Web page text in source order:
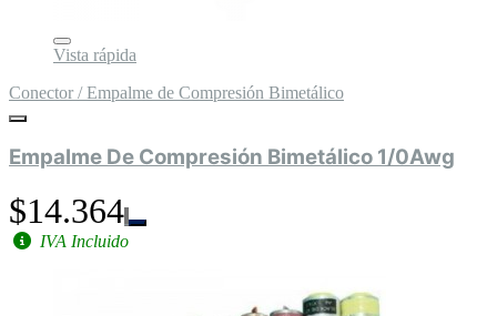
Vista rápida
Conector / Empalme de Compresión Bimetálico
Empalme De Compresión Bimetálico 1/0Awg
$14.364
IVA Incluido